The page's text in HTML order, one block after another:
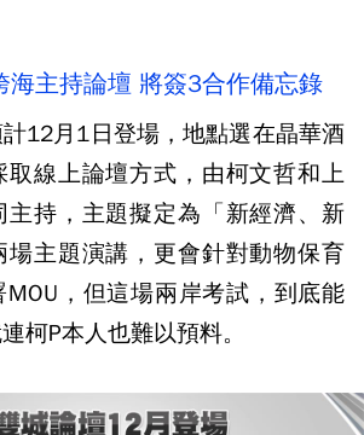
海主持論壇 將簽3合作備忘錄
12月1日登場，地點選在晶華酒
取線上論壇方式，由柯文哲和上
主持，主題擬定為「新經濟、新
場主題演講，更會針對動物保育
，但這場兩岸考試，到底能
柯P本人也難以預料。